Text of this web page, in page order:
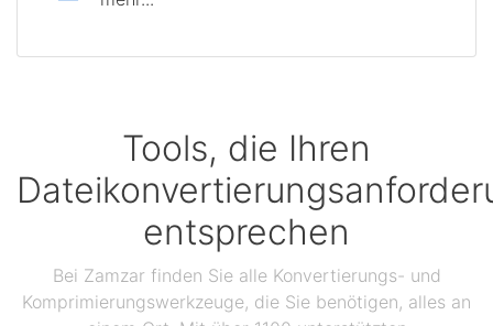
Tools, die Ihren
entsprechen
Bei Zamzar finden Sie alle Konvertierungs- und
Komprimierungswerkzeuge, die Sie benötigen, alles an